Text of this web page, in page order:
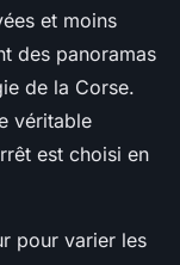
et moins
des panoramas
de la Corse.
véritable
est choisi en
pour varier les